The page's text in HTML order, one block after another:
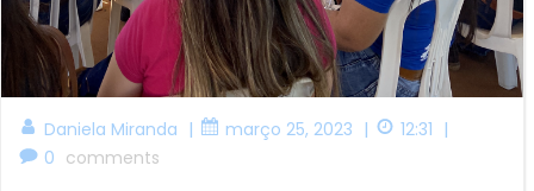
Daniela Miranda | março 25, 2023 | 12:31 |
0 comments